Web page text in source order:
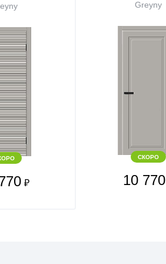
₽
Greyny
СКОРО
10 770